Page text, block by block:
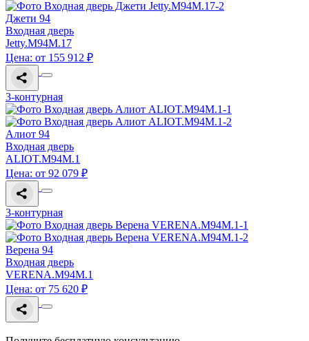
Джети 94
Входная дверь
Jetty.M94M.17
Цена: от 155 912 ₽
3-контурная
Алиот 94
Входная дверь
ALIOT.M94M.1
Цена: от 92 079 ₽
3-контурная
Верена 94
Входная дверь
VERENA.M94M.1
Цена: от 75 620 ₽